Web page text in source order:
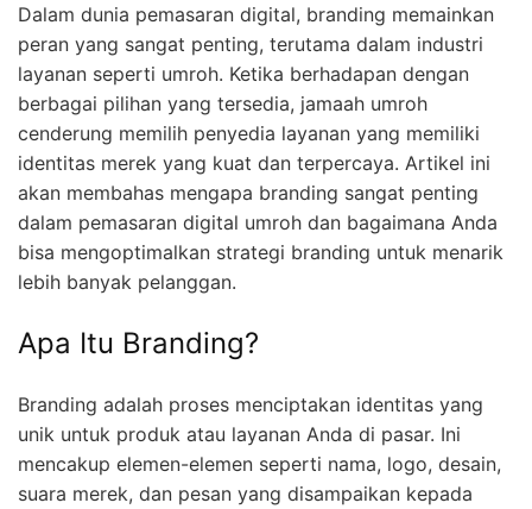
Dalam dunia pemasaran digital, branding memainkan
peran yang sangat penting, terutama dalam industri
layanan seperti umroh. Ketika berhadapan dengan
berbagai pilihan yang tersedia, jamaah umroh
cenderung memilih penyedia layanan yang memiliki
identitas merek yang kuat dan terpercaya. Artikel ini
akan membahas mengapa branding sangat penting
dalam pemasaran digital umroh dan bagaimana Anda
bisa mengoptimalkan strategi branding untuk menarik
lebih banyak pelanggan.
Apa Itu Branding?
Branding adalah proses menciptakan identitas yang
unik untuk produk atau layanan Anda di pasar. Ini
mencakup elemen-elemen seperti nama, logo, desain,
suara merek, dan pesan yang disampaikan kepada